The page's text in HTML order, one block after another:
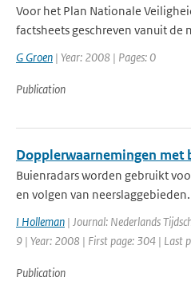
Voor het Plan Nationale
factsheets geschreven vanuit de
G Groen | Year: 2008 | Pages: 0
Publication
Dopplerwaarnemingen met
Buienradars worden gebruikt
en volgen van
I Holleman | Journal: Nederlands
9 | Year: 2008 | First page: 304 | Last
Publication